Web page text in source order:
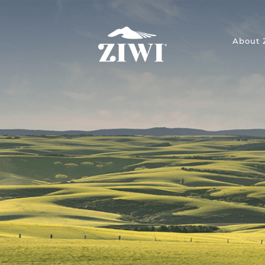
About